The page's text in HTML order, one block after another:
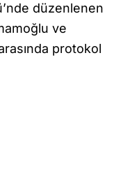
düzenlenen
ve
protokol